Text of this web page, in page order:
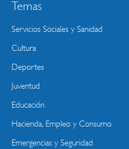
Temas
Servicios Sociales y Sanidad
Cultura
Deportes
Juventud
Educación
Hacienda, Empleo y Consumo
Emergencias y Seguridad